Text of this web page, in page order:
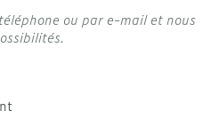
ou par e-mail et nous